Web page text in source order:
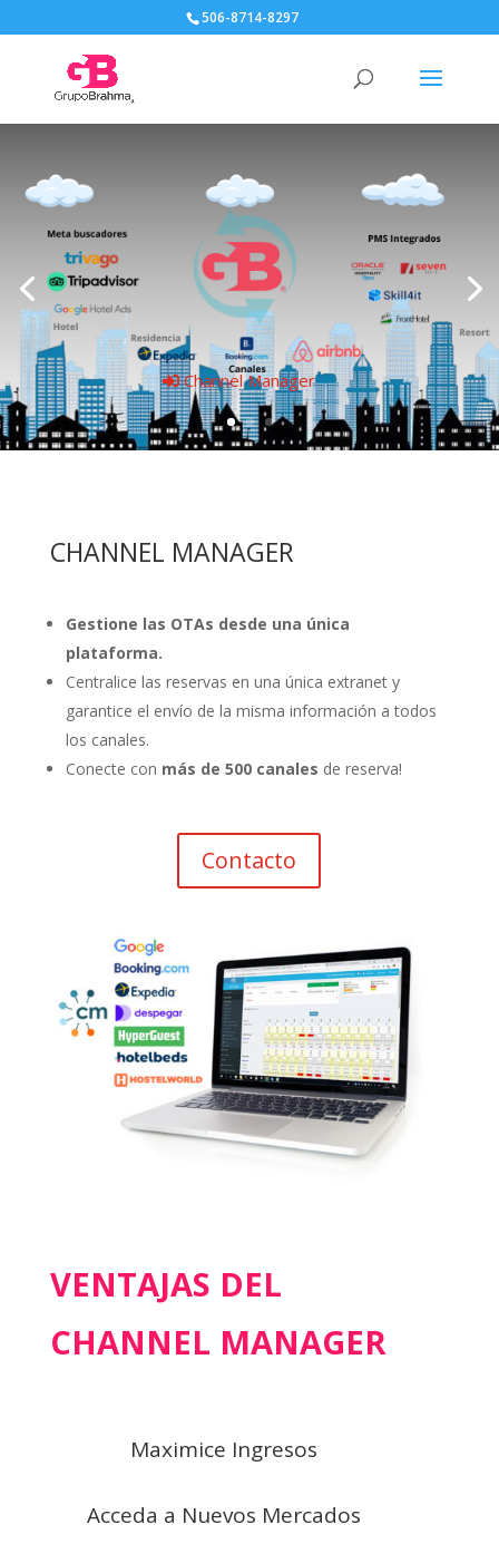
506-8714-8297
Channel Manager
CHANNEL MANAGER
Gestione las OTAs desde una única
plataforma.
Centralice las reservas en una única extranet y
garantice el envío de la misma información a todos
los canales.
Conecte con más de 500 canales de reserva!
Contacto
VENTAJAS DEL
CHANNEL MANAGER
Maximice Ingresos
Acceda a Nuevos Mercados